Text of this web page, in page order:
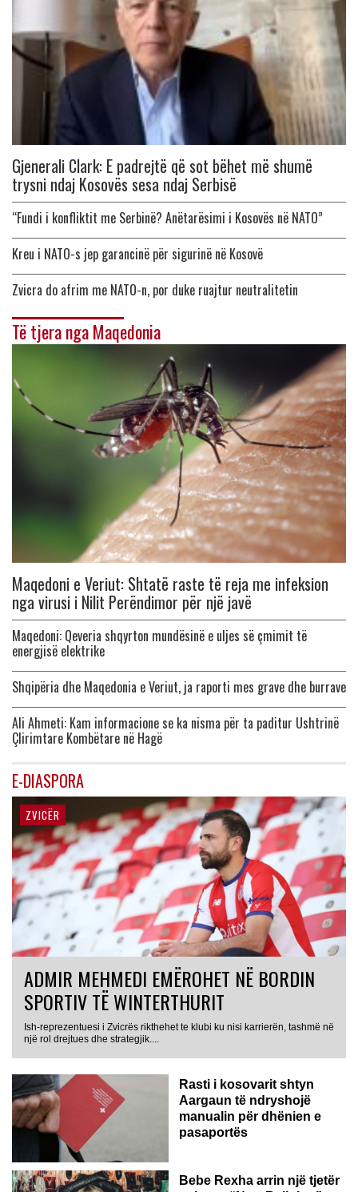
Gjenerali Clark: E padrejtë që sot bëhet më shumë
trysni ndaj Kosovës sesa ndaj Serbisë
“Fundi i konfliktit me Serbinë? Anëtarësimi i Kosovës në NATO”
Kreu i NATO-s jep garancinë për sigurinë në Kosovë
Zvicra do afrim me NATO-n, por duke ruajtur neutralitetin
Të tjera nga Maqedonia
Maqedoni e Veriut: Shtatë raste të reja me infeksion
nga virusi i Nilit Perëndimor për një javë
Maqedoni: Qeveria shqyrton mundësinë e uljes së çmimit të
energjisë elektrike
Shqipëria dhe Maqedonia e Veriut, ja raporti mes grave dhe burrave
Ali Ahmeti: Kam informacione se ka nisma për ta paditur Ushtrinë
Çlirimtare Kombëtare në Hagë
E-DIASPORA
ZVICËR
ADMIR MEHMEDI EMËROHET NË BORDIN
SPORTIV TË WINTERTHURIT
Ish-reprezentuesi i Zvicrës rikthehet te klubi ku nisi karrierën, tashmë në
një rol drejtues dhe strategjik....
Rasti i kosovarit shtyn
Aargaun të ndryshojë
manualin për dhënien e
pasaportës
Bebe Rexha arrin një tjetër